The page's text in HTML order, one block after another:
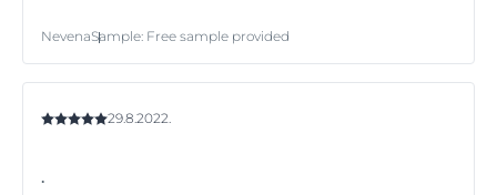
NevenaSample: Free sample provided
29.8.2022.
.